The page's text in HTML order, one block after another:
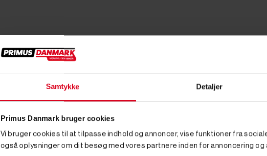
Samtykke Detaljer
Primus Danmark bruger cookies
Vi bruger cookies til at tilpasse indhold og annoncer, vise funktioner fra
også oplysninger om dit besøg med vores partnere inden for annoncering og